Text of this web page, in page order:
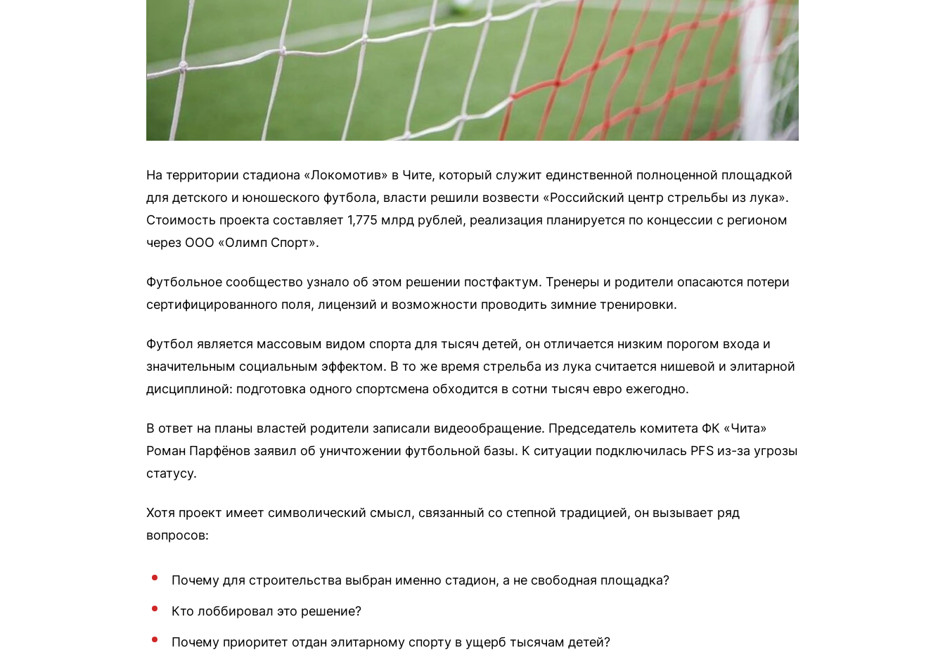
На территории стадиона «Локомотив» в Чите, который служит единственной полноценной площадкой
для детского и юношеского футбола, власти решили возвести «Российский центр стрельбы из лука».
Стоимость проекта составляет 1,775 млрд рублей, реализация планируется по концессии с регионом
через ООО «Олимп Спорт».
Футбольное сообщество узнало об этом решении постфактум. Тренеры и родители опасаются потери
сертифицированного поля, лицензий и возможности проводить зимние тренировки.
Футбол является массовым видом спорта для тысяч детей, он отличается низким порогом входа и
значительным социальным эффектом. В то же время стрельба из лука считается нишевой и элитарной
дисциплиной: подготовка одного спортсмена обходится в сотни тысяч евро ежегодно.
В ответ на планы властей родители записали видеообращение. Председатель комитета ФК «Чита»
Роман Парфёнов заявил об уничтожении футбольной базы. К ситуации подключилась РFS из-за угрозы
статусу.
Хотя проект имеет символический смысл, связанный со степной традицией, он вызывает ряд
вопросов:
Почему для строительства выбран именно стадион, а не свободная площадка?
Кто лоббировал это решение?
Почему приоритет отдан элитарному спорту в ущерб тысячам детей?